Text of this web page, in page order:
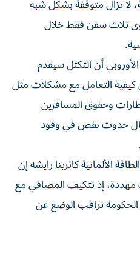
لا تزال متوقفة بشكل شبه
‌سوى ثلاث سفن فقط خلال
أن التكتل سيقدم
التعامل مع مشكلات مثل
‌وحقوق المسافرين
حال حدوث نقص في وقود
الألمانية كاثرينا رايشه إن
إذ تتكيف المصافي ​مع
تراقب الوضع عن